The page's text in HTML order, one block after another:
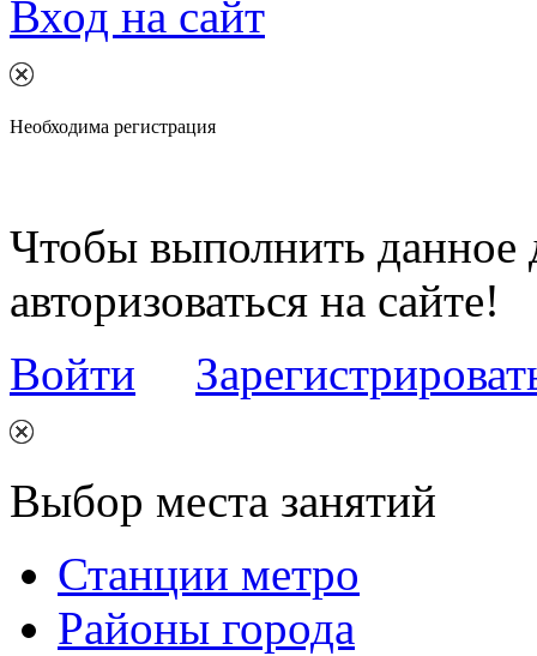
Вход на сайт
Необходима регистрация
Чтобы выполнить данное
авторизоваться на сайте!
Войти
Выбор места занятий
Станции метро
Районы города